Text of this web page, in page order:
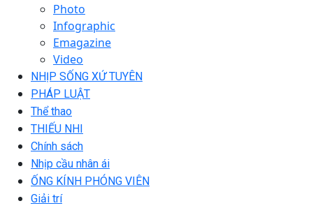
Photo
Infographic
Emagazine
Video
NHỊP SỐNG XỨ TUYÊN
PHÁP LUẬT
Thể thao
THIẾU NHI
Chính sách
Nhịp cầu nhân ái
ỐNG KÍNH PHÓNG VIÊN
Giải trí